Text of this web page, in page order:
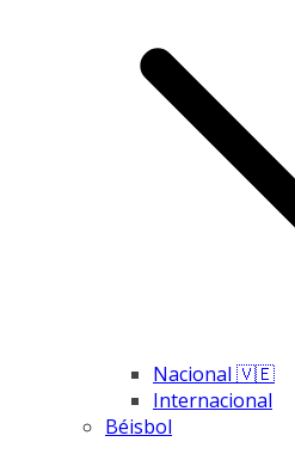
Nacional 🇻🇪
Internacional
Béisbol